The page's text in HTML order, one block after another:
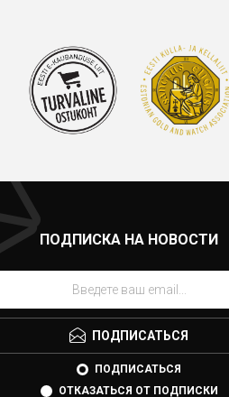
ПОДПИСКА НА НОВОСТИ
ПОДПИСАТЬСЯ
ПОДПИСАТЬСЯ
ОТКАЗАТЬСЯ ОТ ПОДПИСКИ